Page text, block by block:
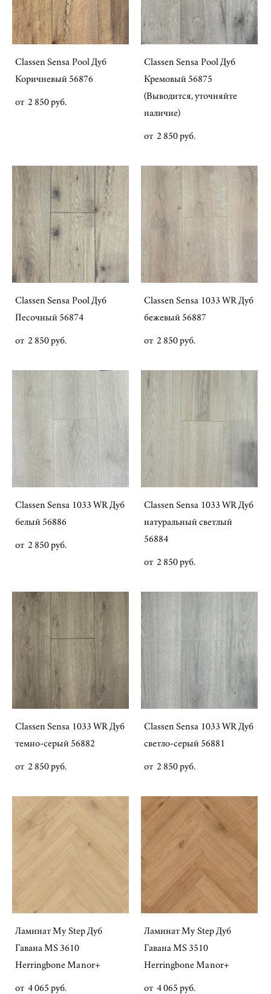
Classen Sensa Pool Дуб
Коричневый 56876
от 2 850 pуб.
Classen Sensa Pool Дуб
Кремовый 56875
(Выводится, уточняйте
наличие)
от 2 850 pуб.
Classen Sensa Pool Дуб
Песочный 56874
от 2 850 pуб.
Classen Sensa 1033 WR Дуб
бежевый 56887
от 2 850 pуб.
Classen Sensa 1033 WR Дуб
белый 56886
от 2 850 pуб.
Classen Sensa 1033 WR Дуб
натуральный светлый
56884
от 2 850 pуб.
Classen Sensa 1033 WR Дуб
темно-серый 56882
от 2 850 pуб.
Classen Sensa 1033 WR Дуб
светло-серый 56881
от 2 850 pуб.
Ламинат My Step Дуб
Гавана MS 3610
Herringbone Manor+
от 4 065 pуб.
Ламинат My Step Дуб
Гавана MS 3510
Herringbone Manor+
от 4 065 pуб.